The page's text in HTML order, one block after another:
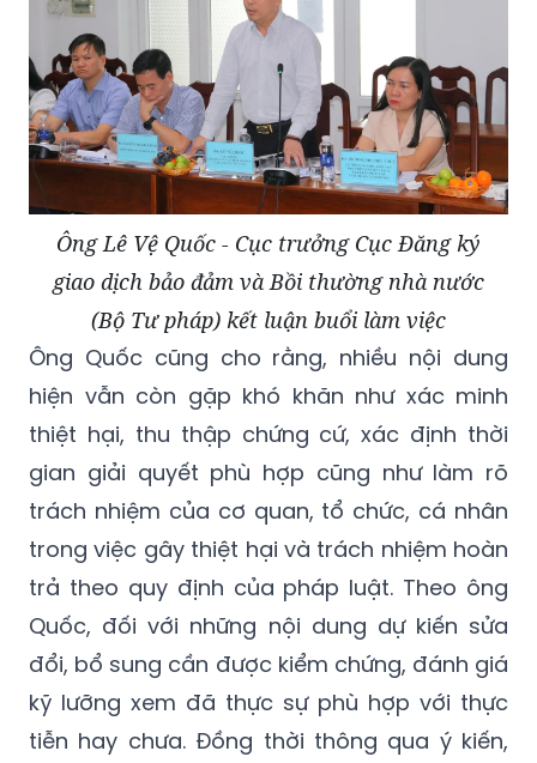
Ông Lê Vệ Quốc - Cục trưởng Cục Đăng ký
giao dịch bảo đảm và Bồi thường nhà nước
(Bộ Tư pháp) kết luận buổi làm việc
Ông Quốc cũng cho rằng, nhiều nội dung
hiện vẫn còn gặp khó khăn như xác minh
thiệt hại, thu thập chứng cứ, xác định thời
gian giải quyết phù hợp cũng như làm rõ
trách nhiệm của cơ quan, tổ chức, cá nhân
trong việc gây thiệt hại và trách nhiệm hoàn
trả theo quy định của pháp luật. Theo ông
Quốc, đối với những nội dung dự kiến sửa
đổi, bổ sung cần được kiểm chứng, đánh giá
kỹ lưỡng xem đã thực sự phù hợp với thực
tiễn hay chưa. Đồng thời thông qua ý kiến,